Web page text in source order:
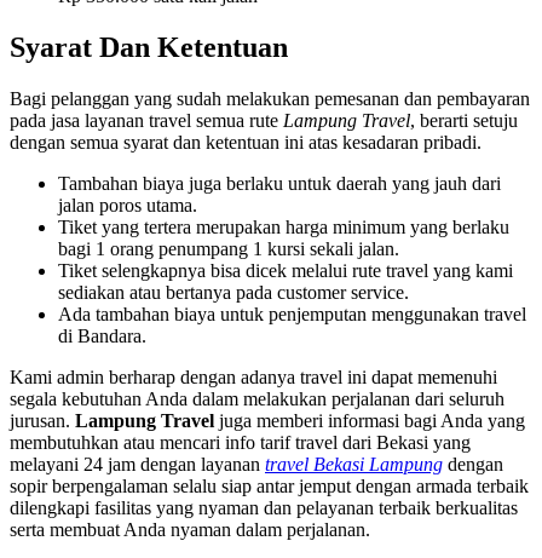
Syarat Dan Ketentuan
Bagi pelanggan yang sudah melakukan pemesanan dan pembayaran
pada jasa layanan travel semua rute Lampung Travel, berarti setuju
dengan semua syarat dan ketentuan ini atas kesadaran pribadi.
Tambahan biaya juga berlaku untuk daerah yang jauh dari
jalan poros utama.
Tiket yang tertera merupakan harga minimum yang berlaku
bagi 1 orang penumpang 1 kursi sekali jalan.
Tiket selengkapnya bisa dicek melalui rute travel yang kami
sediakan atau bertanya pada customer service.
Ada tambahan biaya untuk penjemputan menggunakan travel
di Bandara.
Kami admin berharap dengan adanya travel ini dapat memenuhi
segala kebutuhan Anda dalam melakukan perjalanan dari seluruh
jurusan. Lampung Travel juga memberi informasi bagi Anda yang
membutuhkan atau mencari info tarif travel dari Bekasi yang
melayani 24 jam dengan layanan travel Bekasi Lampung dengan
sopir berpengalaman selalu siap antar jemput dengan armada terbaik
dilengkapi fasilitas yang nyaman dan pelayanan terbaik berkualitas
serta membuat Anda nyaman dalam perjalanan.